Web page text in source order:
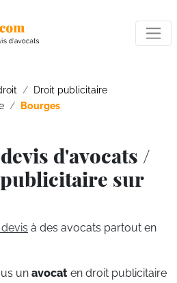
Droit publicitaire
Bourges
d'avocats /
sur
à des avocats partout en
unavocat en droit publicitaire